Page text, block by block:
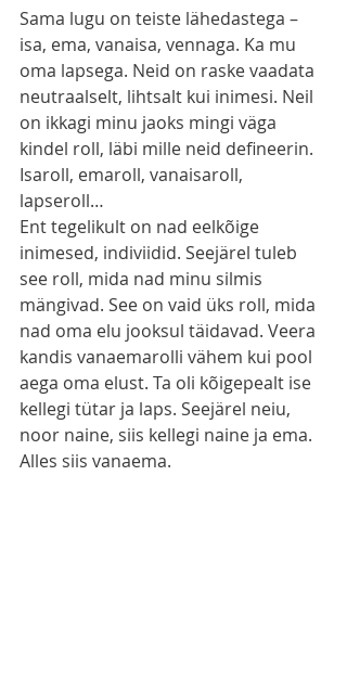
Sama lugu on teiste lähedastega –
isa, ema, vanaisa, vennaga. Ka mu
oma lapsega. Neid on raske vaadata
neutraalselt, lihtsalt kui inimesi. Neil
on ikkagi minu jaoks mingi väga
kindel roll, läbi mille neid defineerin.
Isaroll, emaroll, vanaisaroll,
lapseroll…
Ent tegelikult on nad eelkõige
inimesed, indiviidid. Seejärel tuleb
see roll, mida nad minu silmis
mängivad. See on vaid üks roll, mida
nad oma elu jooksul täidavad. Veera
kandis vanaemarolli vähem kui pool
aega oma elust. Ta oli kõigepealt ise
kellegi tütar ja laps. Seejärel neiu,
noor naine, siis kellegi naine ja ema.
Alles siis vanaema.